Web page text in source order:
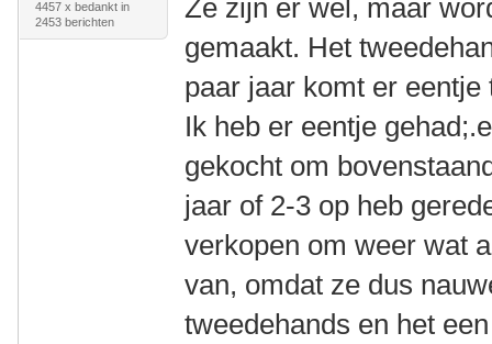
4457 x bedankt in
2453 berichten
Ze zijn er wel, maar
gemaakt. Het
paar jaar komt er
Ik heb er eentje
gekocht om
jaar of 2-3 op heb
verkopen om weer wat
van, omdat ze dus
tweedehands en het